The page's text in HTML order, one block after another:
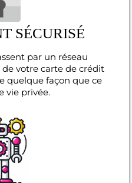
SÉCURISÉ
par un réseau
votre carte de crédit
quelque façon que ce
vie privée.